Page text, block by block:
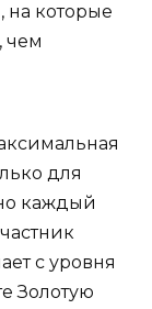
которые
чем
для
каждый
с уровня
Золотую